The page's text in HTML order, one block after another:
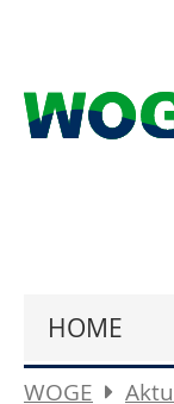
HOME
WOGE